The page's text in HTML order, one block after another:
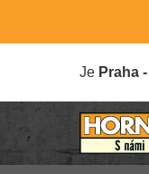
Je Praha